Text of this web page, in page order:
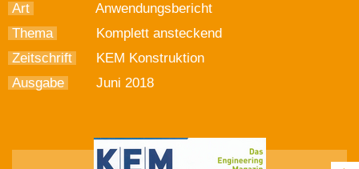
Art
Anwendungsbericht
Thema
Komplett ansteckend
Zeitschrift
KEM Konstruktion
Ausgabe
Juni 2018